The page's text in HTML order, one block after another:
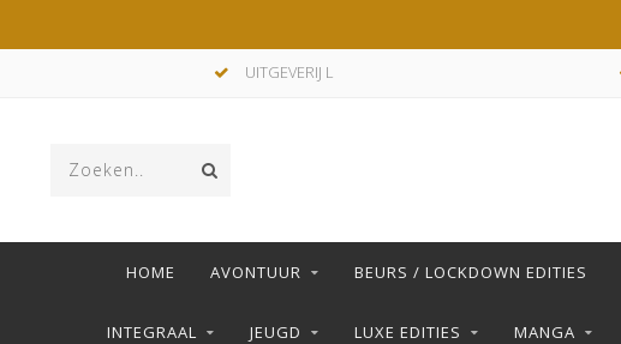
UITGEVERIJ L
HOME AVONTUUR BEURS / LOCKDOWN EDITIES
INTEGRAAL JEUGD LUXE EDITIES MANGA